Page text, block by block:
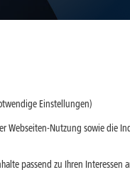
Einstellungen)
Webseiten-Nutzung sowie die
passend zu Ihren Interessen